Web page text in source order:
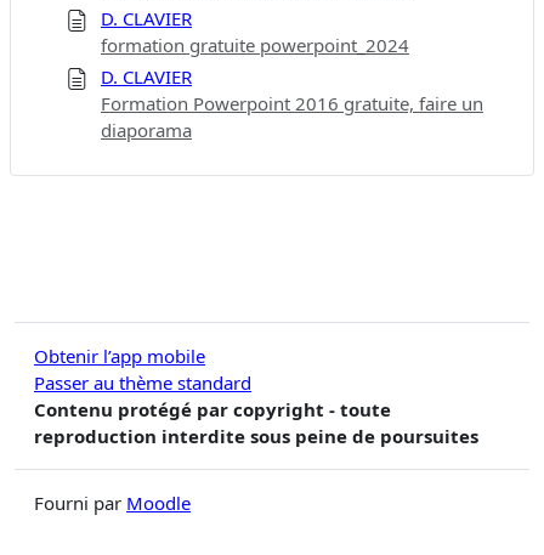
D. CLAVIER
formation gratuite powerpoint_2024
D. CLAVIER
Formation Powerpoint 2016 gratuite, faire un
diaporama
Obtenir l’app mobile
Passer au thème standard
Contenu protégé par copyright - toute
reproduction interdite sous peine de poursuites
Fourni par Moodle